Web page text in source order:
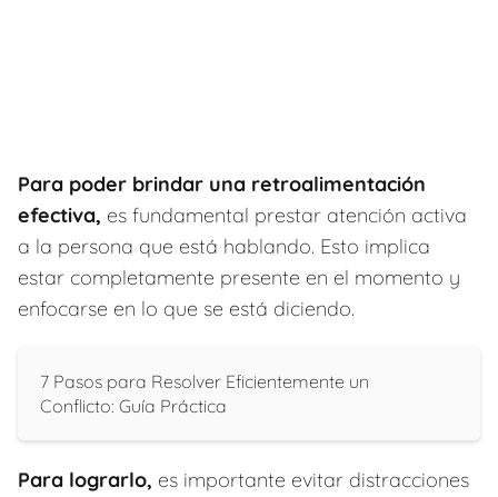
Para poder brindar una retroalimentación
efectiva, es fundamental prestar atención activa
a la persona que está hablando. Esto implica
estar completamente presente en el momento y
enfocarse en lo que se está diciendo.
7 Pasos para Resolver Eficientemente un
Conflicto: Guía Práctica
Para lograrlo, es importante evitar distracciones